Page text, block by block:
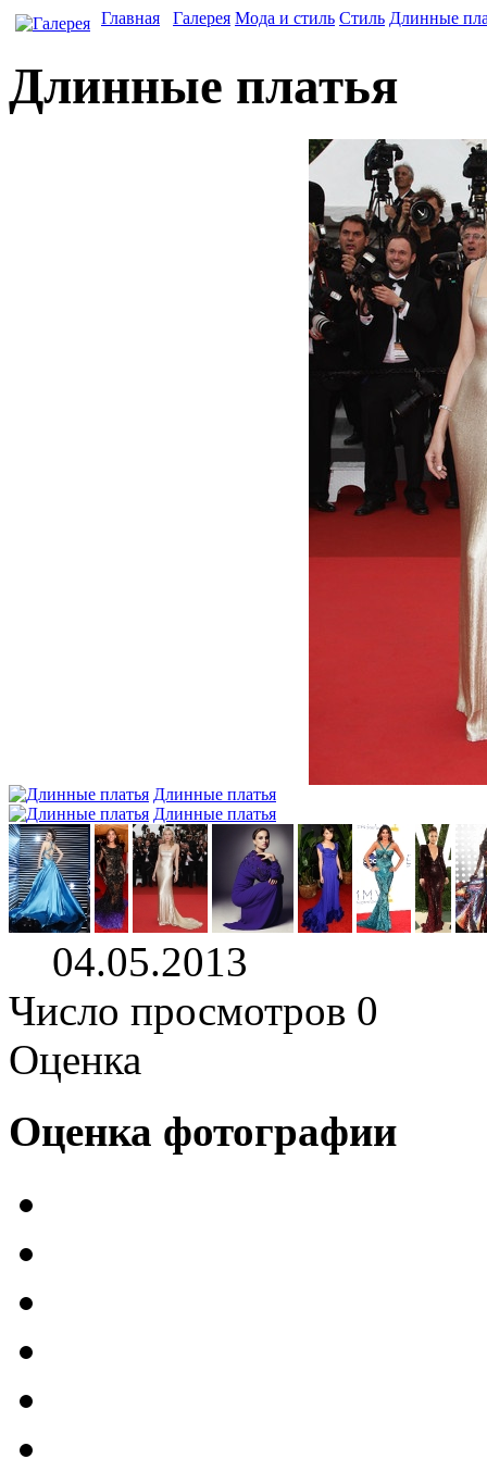
Главная Галерея Мода и стиль Стиль Длинные
Длинные платья
Длинные платья
Длинные платья
04.05.2013
Число просмотров 0
Оценка
Оценка фотографии